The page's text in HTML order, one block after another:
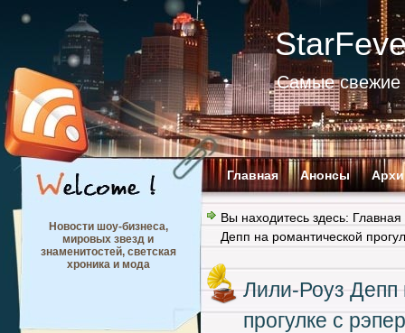
Самые свежие
Главная Анонсы
Новости шоу-бизнеса,
мировых звезд и
знаменитостей, светская
хроника и мода
Вы находитесь здесь: Главная
Депп на романтической
Лили-Роуз Депп
прогулке с